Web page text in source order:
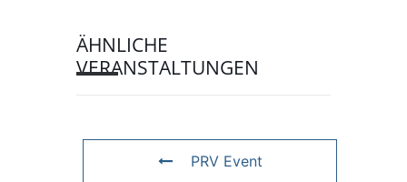
ÄHNLICHE
VERANSTALTUNGEN
PRV Event